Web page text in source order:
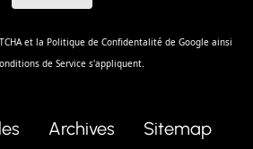
et la Politique de Confidentalité de Google ainsi
de Service s'appliquent.
Archives
Sitemap